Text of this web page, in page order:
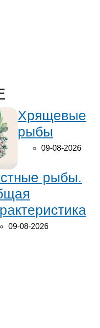
Хрящевые
рыбы
09-08-2026
рыбы.
09-08-2026